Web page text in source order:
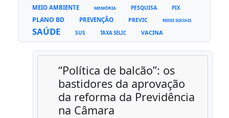
MEIO AMBIENTE MEMÓRIA PESQUISA PIX
PLANO BD PREVENÇÃO PREVIC REDES SOCIAIS
SAÚDE SUS TAXA SELIC VACINA
“Política de balcão”: os
bastidores da aprovação
da reforma da Previdência
na Câmara